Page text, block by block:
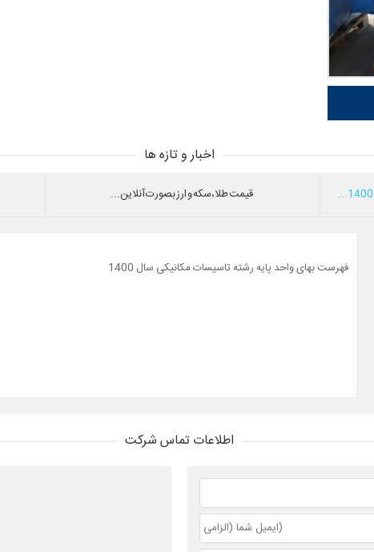
اخبار و تازه ها
قیمت طلا،سکه و ارز بصورت آنلاین...
فهرست بهای واحد پایه رشته تاسیسات مکانیکی سال 1400
اطلاعات تماس شرکت